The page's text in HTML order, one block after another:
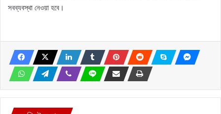
সবব্যবস্থা নেওয়া হবে।